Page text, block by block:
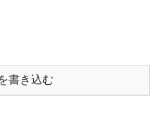
書き込む